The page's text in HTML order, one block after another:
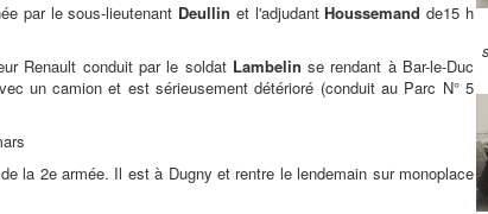
par le sous-lieutenant Deullin et l'adjudantHoussemand de15 h
Renault conduit par le soldat Lambelin se rendant à Bar-le-Duc
un camion et est sérieusement détérioré (conduit au Parc N° 5
la 2e armée. Il est à Dugny et rentre le lendemain sur monoplace